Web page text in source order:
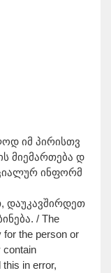
იმ პირისთვ
მიემართება დ
ინფორმ
დაუკავშირდეთ
/ The
for the person or
contain
in error,